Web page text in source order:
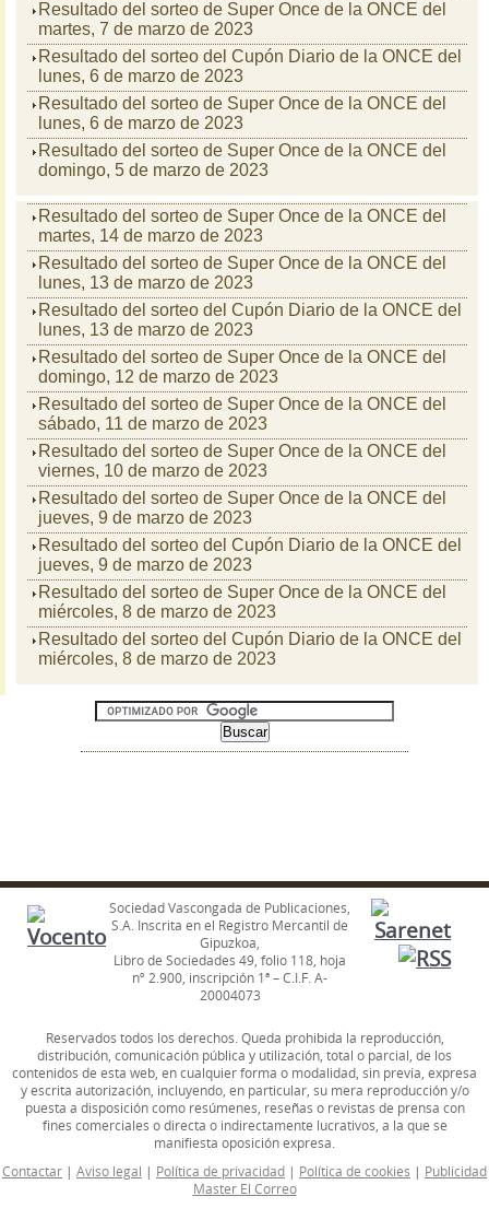
Resultado del sorteo de Super Once de la ONCE del
martes, 7 de marzo de 2023
Resultado del sorteo del Cupón Diario de la ONCE del
lunes, 6 de marzo de 2023
Resultado del sorteo de Super Once de la ONCE del
lunes, 6 de marzo de 2023
Resultado del sorteo de Super Once de la ONCE del
domingo, 5 de marzo de 2023
Resultado del sorteo de Super Once de la ONCE del
martes, 14 de marzo de 2023
Resultado del sorteo de Super Once de la ONCE del
lunes, 13 de marzo de 2023
Resultado del sorteo del Cupón Diario de la ONCE del
lunes, 13 de marzo de 2023
Resultado del sorteo de Super Once de la ONCE del
domingo, 12 de marzo de 2023
Resultado del sorteo de Super Once de la ONCE del
sábado, 11 de marzo de 2023
Resultado del sorteo de Super Once de la ONCE del
viernes, 10 de marzo de 2023
Resultado del sorteo de Super Once de la ONCE del
jueves, 9 de marzo de 2023
Resultado del sorteo del Cupón Diario de la ONCE del
jueves, 9 de marzo de 2023
Resultado del sorteo de Super Once de la ONCE del
miércoles, 8 de marzo de 2023
Resultado del sorteo del Cupón Diario de la ONCE del
miércoles, 8 de marzo de 2023
Sociedad Vascongada de Publicaciones,
S.A. Inscrita en el Registro Mercantil de
Gipuzkoa,
Libro de Sociedades 49, folio 118, hoja
nº 2.900, inscripción 1ª – C.I.F. A-
20004073
Reservados todos los derechos. Queda prohibida la reproducción,
distribución, comunicación pública y utilización, total o parcial, de los
contenidos de esta web, en cualquier forma o modalidad, sin previa, expresa
y escrita autorización, incluyendo, en particular, su mera reproducción y/o
puesta a disposición como resúmenes, reseñas o revistas de prensa con
fines comerciales o directa o indirectamente lucrativos, a la que se
manifiesta oposición expresa.
Contactar | Aviso legal | Política de privacidad | Política de cookies | Publicidad
Master El Correo